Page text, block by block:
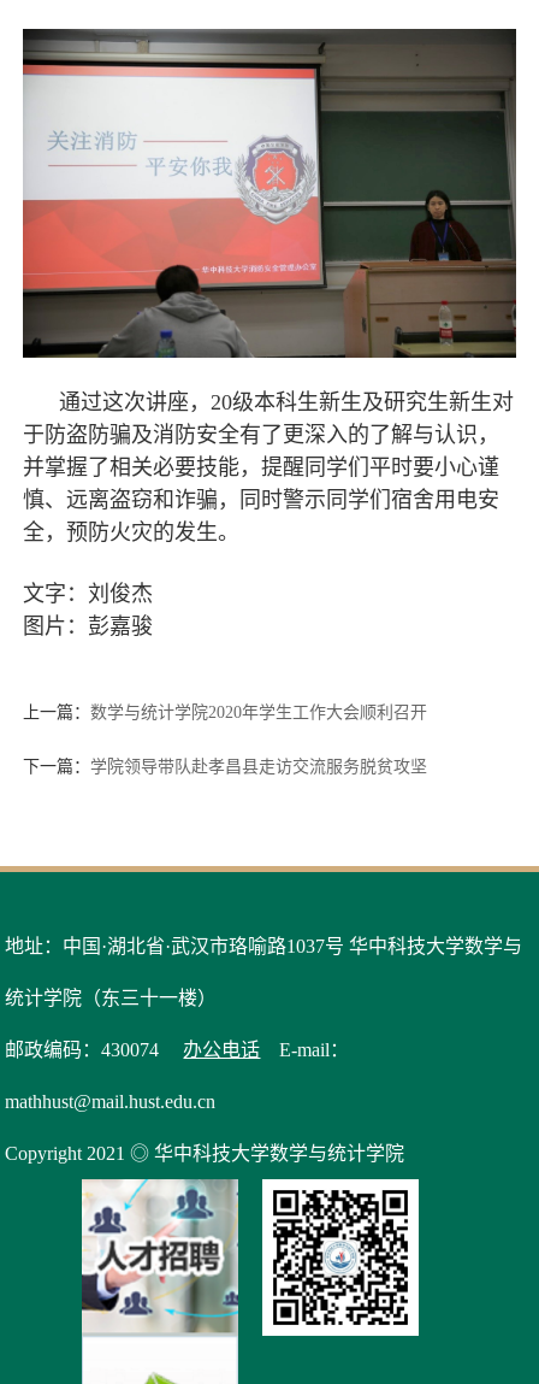
通过这次讲座，20级本科生新生及研究生新生对
于防盗防骗及消防安全有了更深入的了解与认识，
并掌握了相关必要技能，提醒同学们平时要小心谨
慎、远离盗窃和诈骗，同时警示同学们宿舍用电安
全，预防火灾的发生。
文字：刘俊杰
图片：彭嘉骏
上一篇：数学与统计学院2020年学生工作大会顺利召开
下一篇：学院领导带队赴孝昌县走访交流服务脱贫攻坚
地址：中国·湖北省·武汉市珞喻路1037号 华中科技大学数学与
统计学院（东三十一楼）
邮政编码：430074 办公电话 E-mail：
mathhust@mail.hust.edu.cn
Copyright 2021 ◎ 华中科技大学数学与统计学院